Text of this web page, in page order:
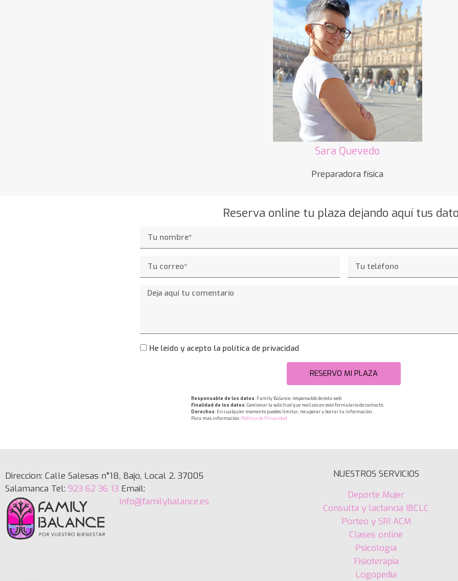
Sara Quevedo
Preparadora física
Reserva online tu plaza dejando aquí tus
He leído y acepto la política de privacidad
RESERVO MI PLAZA
Responsable de los datos: Family Balance, responsable de esta web
Finalidad de los datos: Gestionar la solicitud que realizas en este formulario de contacto.
Derechos: En cualquier momento puedes limitar, recuperar y borrar tu información.
Para más información: Politica de Privacidad
Direccion: Calle Salesas n°18, Bajo, Local 2. 37005
Salamanca Tel: 923 62 36 13 Email:
info@familybalance.es
NUESTROS SERVICIOS
Deporte Mujer
Consulta y lactancia IBCLC
Porteo y SRI ACM
Clases online
Psicología
Fisioterapia
Logopedia